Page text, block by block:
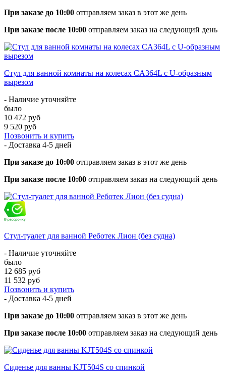
При заказе до 10:00 отправляем заказ в этот же день
При заказе после 10:00 отправляем заказ на следующий день
Стул для ванной комнаты на колесах CA364L с U-образным
вырезом
- Наличие уточняйте
было
10 472 руб
9 520 руб
Позвонить и купить
- Доставка 4-5 дней
При заказе до 10:00 отправляем заказ в этот же день
При заказе после 10:00 отправляем заказ на следующий день
Стул-туалет для ванной Реботек Лион (без судна)
- Наличие уточняйте
было
12 685 руб
11 532 руб
Позвонить и купить
- Доставка 4-5 дней
При заказе до 10:00 отправляем заказ в этот же день
При заказе после 10:00 отправляем заказ на следующий день
Cиденье для ванны KJT504S со спинкой